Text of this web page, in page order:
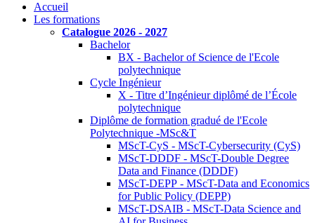
Accueil
Les formations
Catalogue 2026 - 2027
Bachelor
BX - Bachelor of Science de l'Ecole
polytechnique
Cycle Ingénieur
X - Titre d’Ingénieur diplômé de l’École
polytechnique
Diplôme de formation gradué de l'Ecole
Polytechnique -MSc&T
MScT-CyS - MScT-Cybersecurity (CyS)
MScT-DDDF - MScT-Double Degree
Data and Finance (DDDF)
MScT-DEPP - MScT-Data and Economics
for Public Policy (DEPP)
MScT-DSAIB - MScT-Data Science and